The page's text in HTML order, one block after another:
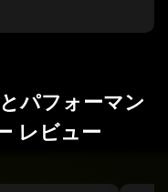
パフォーマン
レビュー